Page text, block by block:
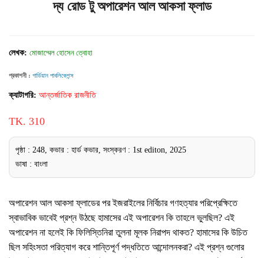
দ্য রোড টু অপারেশন আল আকসা ফ্লাড
লেখক: মোজাম্মেল হোসেন ত্বোহা
প্রকাশনী : গার্ডিয়ান পাবলিকেশন্স
ক্যাটাগরি: আন্তর্জাতিক রাজনীতি
TK. 310
পৃষ্ঠা : 248, কভার : হার্ড কভার, সংস্করণ : 1st editon, 2025
ভাষা : বাংলা
অপারেশন আল আকসা ফ্লাডের পর ইজরাইলের নির্বিচার গণহত্যার পরিপ্রেক্ষিতে
স্বাভাবিক ভাবেই প্রশ্ন উঠছে হামাসের এই অপারেশন কি তাহলে ভুলছিল? এই
অপারেশন না হলেই কি ফিলিস্তিনিরা তুলনা মূলক নিরাপদ থাকত? হামাসের কি উচিত
ছিল সহিংসতা পরিত্যাগ করে শান্তিপূর্ণ পদ্ধতিতে আন্দোলনকরা? এই প্রশ্ন গুলোর